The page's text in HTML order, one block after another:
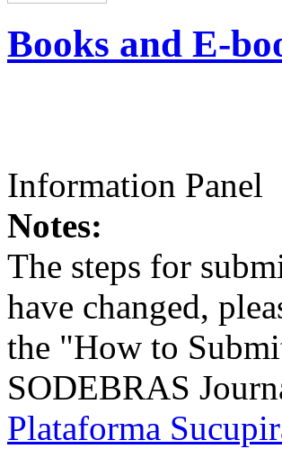
Books and E-
Information Panel
Notes:
The steps for
have changed,
the "How to
SODEBRAS
Plataforma